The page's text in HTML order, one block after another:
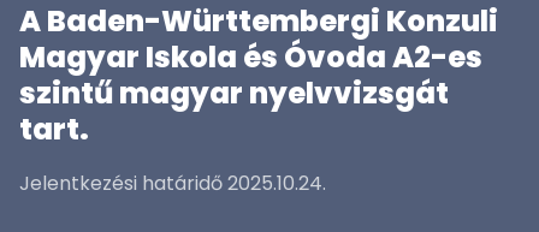
A Baden-Württembergi Konzuli
Magyar Iskola és Óvoda A2-es
szintű magyar nyelvvizsgát
tart.
Jelentkezési határidő 2025.10.24.